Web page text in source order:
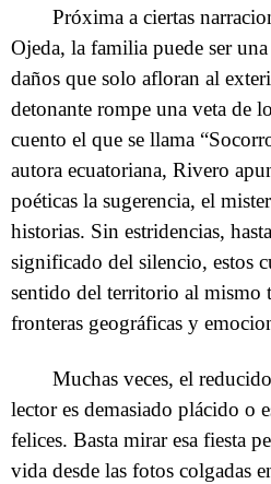
Próxima a ciertas
Ojeda, la familia puede ser
daños que solo afloran al
detonante rompe una veta de
cuento el que se llama
autora ecuatoriana, Rivero
poéticas la sugerencia, el
historias. Sin estridencias,
significado del silencio, estos
sentido del territorio al mismo
fronteras geográficas y
Muchas veces, el
lector es demasiado plácido o
felices. Basta mirar esa fiesta
vida desde las fotos colgadas